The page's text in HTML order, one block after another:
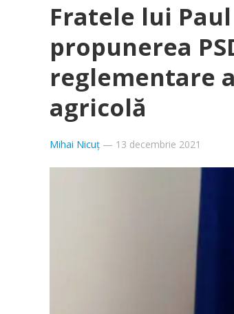
Fratele lui
propunerea
reglementare
agricolă
Mihai Nicuț — 13 decembrie 2021